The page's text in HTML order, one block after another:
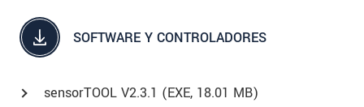
SOFTWARE Y CONTROLADORES
sensorTOOL V2.3.1 (EXE, 18.01 MB)